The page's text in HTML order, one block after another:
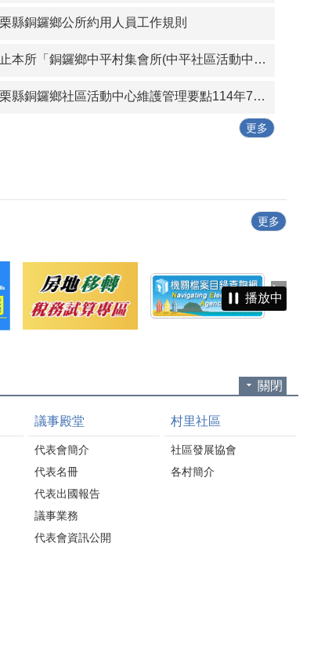
縣銅鑼鄉公所約用人員工作規則
本所「銅鑼鄉中平村集會所(中平社區活動中心)使用管理收費辦法」
縣銅鑼鄉社區活動中心維護管理要點114年7月29日修正
更多
更多
播放中
關閉
議事殿堂
代表會簡介
代表名冊
代表出國報告
議事業務
代表會資訊公開
村里社區
社區發展協會
各村簡介